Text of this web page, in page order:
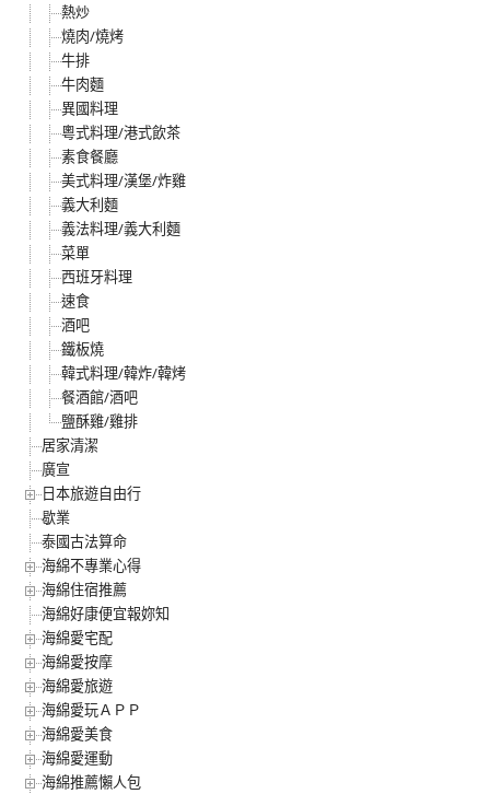
熱炒
燒肉/燒烤
牛排
牛肉麵
異國料理
粵式料理/港式飲茶
素食餐廳
美式料理/漢堡/炸雞
義大利麵
義法料理/義大利麵
菜單
西班牙料理
速食
酒吧
鐵板燒
韓式料理/韓炸/韓烤
餐酒館/酒吧
鹽酥雞/雞排
居家清潔
廣宣
日本旅遊自由行
歇業
泰國古法算命
海綿不專業心得
海綿住宿推薦
海綿好康便宜報妳知
海綿愛宅配
海綿愛按摩
海綿愛旅遊
海綿愛玩ＡＰＰ
海綿愛美食
海綿愛運動
海綿推薦懶人包